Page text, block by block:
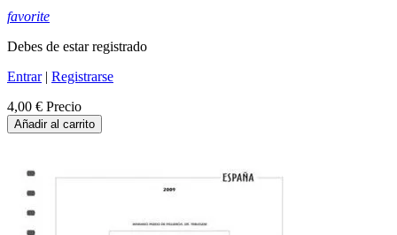
favorite
Debes de estar registrado
Entrar| Registrarse
4,00 € Precio
Añadir al carrito